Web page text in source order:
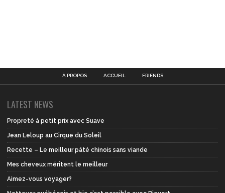
À PROPOS ACCUEIL FRIENDS
LATEST NEWS
Propreté à petit prix avec Suave
Jean Leloup au Cirque du Soleil
Recette – Le meilleur pâté chinois sans viande
Mes cheveux méritent le meilleur
Aimez-vous voyager?